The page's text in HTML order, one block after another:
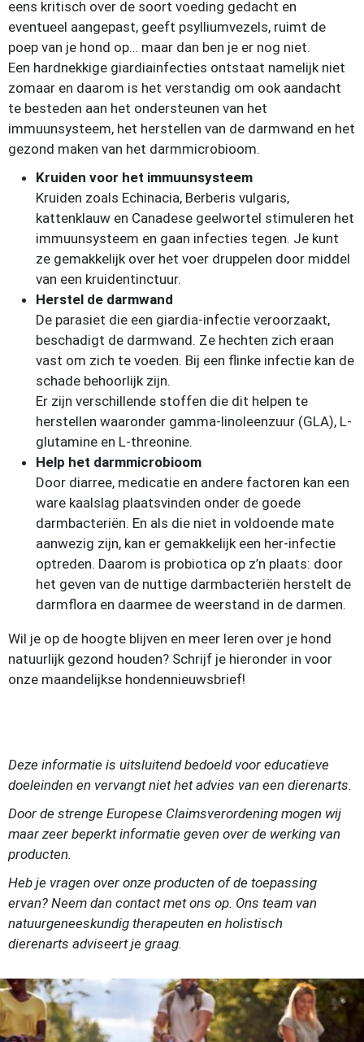
eens kritisch over de soort voeding gedacht en
eventueel aangepast, geeft psylliumvezels, ruimt de
poep van je hond op… maar dan ben je er nog niet.
Een hardnekkige giardiainfecties ontstaat namelijk niet
zomaar en daarom is het verstandig om ook aandacht
te besteden aan het ondersteunen van het
immuunsysteem, het herstellen van de darmwand en het
gezond maken van het darmmicrobioom.
Kruiden voor het immuunsysteem
Kruiden zoals Echinacia, Berberis vulgaris,
kattenklauw en Canadese geelwortel stimuleren het
immuunsysteem en gaan infecties tegen. Je kunt
ze gemakkelijk over het voer druppelen door middel
van een kruidentinctuur.
Herstel de darmwand
De parasiet die een giardia-infectie veroorzaakt,
beschadigt de darmwand. Ze hechten zich eraan
vast om zich te voeden. Bij een flinke infectie kan de
schade behoorlijk zijn.
Er zijn verschillende stoffen die dit helpen te
herstellen waaronder gamma-linoleenzuur (GLA), L-
glutamine en L-threonine.
Help het darmmicrobioom
Door diarree, medicatie en andere factoren kan een
ware kaalslag plaatsvinden onder de goede
darmbacteriën. En als die niet in voldoende mate
aanwezig zijn, kan er gemakkelijk een her-infectie
optreden. Daarom is probiotica op z’n plaats: door
het geven van de nuttige darmbacteriën herstelt de
darmflora en daarmee de weerstand in de darmen.
Wil je op de hoogte blijven en meer leren over je hond
natuurlijk gezond houden? Schrijf je hieronder in voor
onze maandelijkse hondennieuwsbrief!
Deze informatie is uitsluitend bedoeld voor educatieve
doeleinden en vervangt niet het advies van een dierenarts.
Door de strenge Europese Claimsverordening mogen wij
maar zeer beperkt informatie geven over de werking van
producten.
Heb je vragen over onze producten of de toepassing
ervan? Neem dan contact met ons op. Ons team van
natuurgeneeskundig therapeuten en holistisch
dierenarts adviseert je graag.